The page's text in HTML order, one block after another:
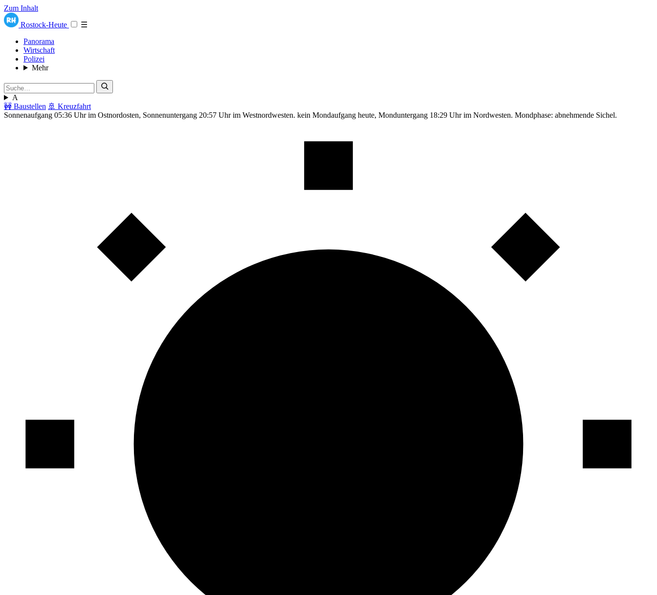
Zum Inhalt
Rostock-Heute
☰
Panorama
Wirtschaft
Polizei
Mehr
A
🚧 Baustellen 🚢 Kreuzfahrt
Sonnenaufgang 05:36 Uhr im Ostnordosten, Sonnenuntergang 20:57 Uhr im Westnordwesten. kein Mondaufgang heute, Monduntergang 18:29 Uhr im Nordwesten. Mondphase: abnehmende Sichel.